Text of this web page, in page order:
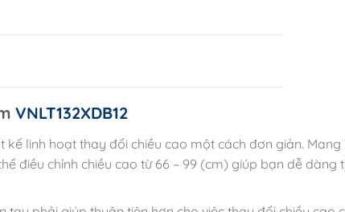
VNLT132XDB12
kế linh hoạt thay đổi chiều cao một cách đơn giản.
điều chỉnh chiều cao từ 66 – 99 (cm) giúp bạn dễ